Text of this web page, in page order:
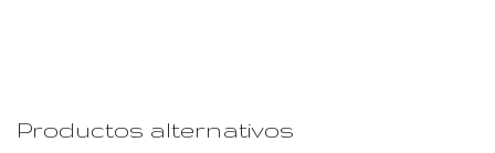
Productos alternativos